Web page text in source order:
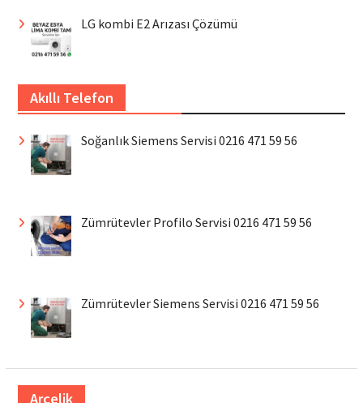
LG kombi E2 Arızası Çözümü
Akıllı Telefon
Soğanlık Siemens Servisi 0216 471 59 56
Zümrütevler Profilo Servisi 0216 471 59 56
Zümrütevler Siemens Servisi 0216 471 59 56
Arçelik